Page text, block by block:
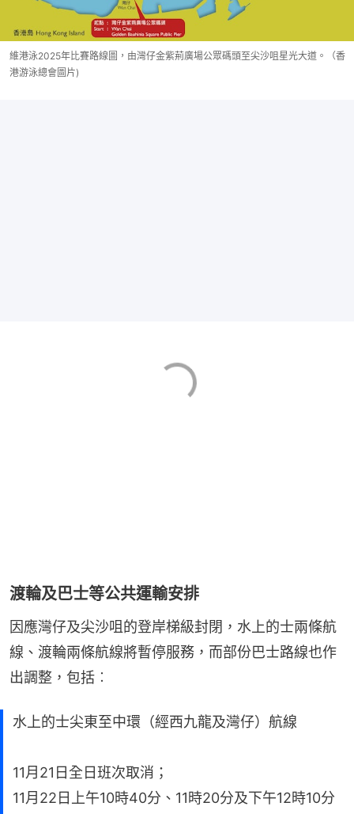
維港泳2025年比賽路線圖，由灣仔金紫荊廣場公眾碼頭至尖沙咀星光大道。（香
港游泳總會圖片)
渡輪及巴士等公共運輸安排
因應灣仔及尖沙咀的登岸梯級封閉，水上的士兩條航
線、渡輪兩條航線將暫停服務，而部份巴士路線也作
出調整，包括︰
水上的士尖東至中環（經西九龍及灣仔）航線
11月21日全日班次取消；
11月22日上午10時40分、11時20分及下午12時10分